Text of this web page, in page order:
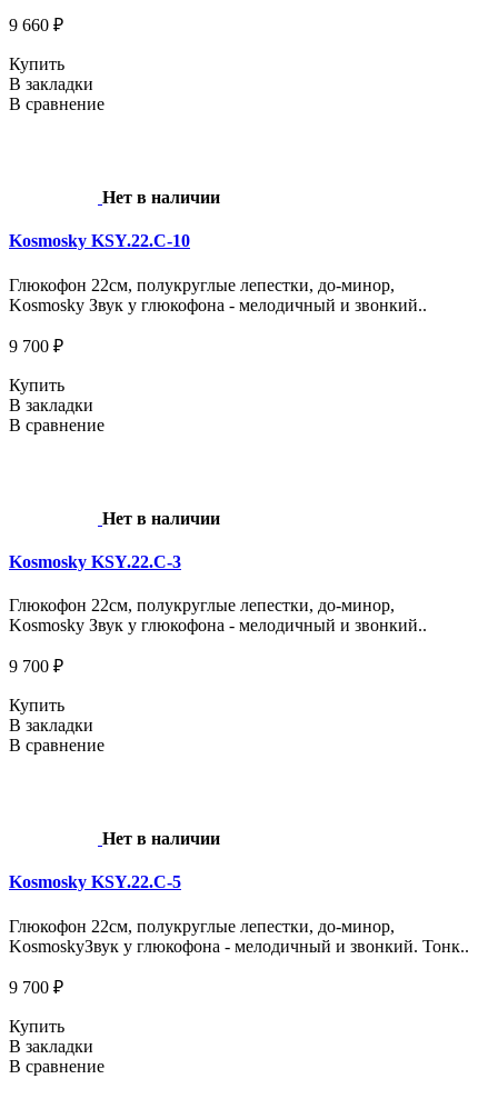
9 660 ₽
Купить
В закладки
В сравнение
Нет в наличии
Kosmosky KSY.22.C-10
Глюкофон 22см, полукруглые лепестки, до-минор,
Kosmosky Звук у глюкофона - мелодичный и звонкий..
9 700 ₽
Купить
В закладки
В сравнение
Нет в наличии
Kosmosky KSY.22.C-3
Глюкофон 22см, полукруглые лепестки, до-минор,
Kosmosky Звук у глюкофона - мелодичный и звонкий..
9 700 ₽
Купить
В закладки
В сравнение
Нет в наличии
Kosmosky KSY.22.C-5
Глюкофон 22см, полукруглые лепестки, до-минор,
KosmoskyЗвук у глюкофона - мелодичный и звонкий. Тонк..
9 700 ₽
Купить
В закладки
В сравнение